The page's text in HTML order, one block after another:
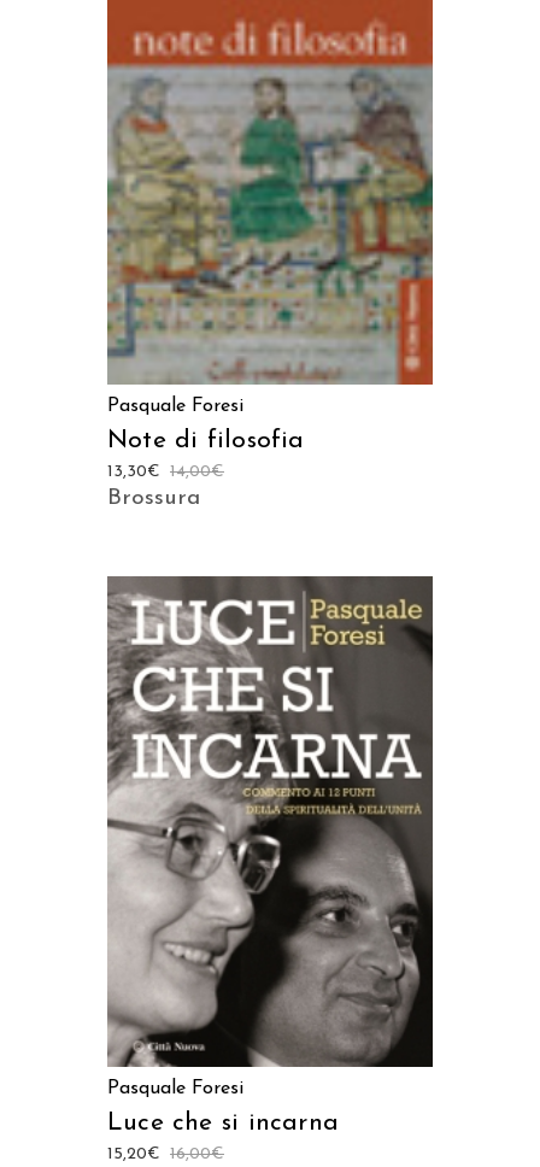
AGGIUNGI AL CARRELLO
Pasquale Foresi
Note di filosofia
14,00€
13,30€
Brossura
AGGIUNGI AL CARRELLO
Pasquale Foresi
Luce che si incarna
16,00€
15,20€